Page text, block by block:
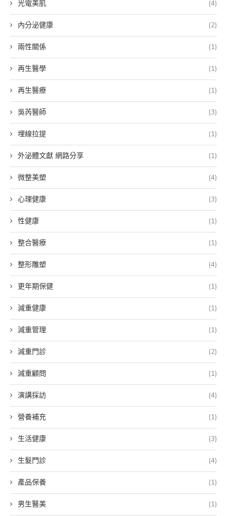
光電美肌 (4)
內分泌健康 (2)
兩性關係 (1)
再生醫學 (1)
再生醫療 (1)
吳芮醫師 (3)
埋線拉提 (1)
外泌體文獻 網路分享 (1)
微整美塑 (4)
心理健康 (3)
性健康 (1)
整合醫療 (1)
整形雕塑 (4)
更年期保健 (1)
減重健康 (1)
減重管理 (1)
減重門診 (2)
減重顧問 (1)
演講採訪 (4)
營養補充 (1)
生活健康 (3)
生髮門診 (4)
產品保養 (1)
男生醫美 (1)